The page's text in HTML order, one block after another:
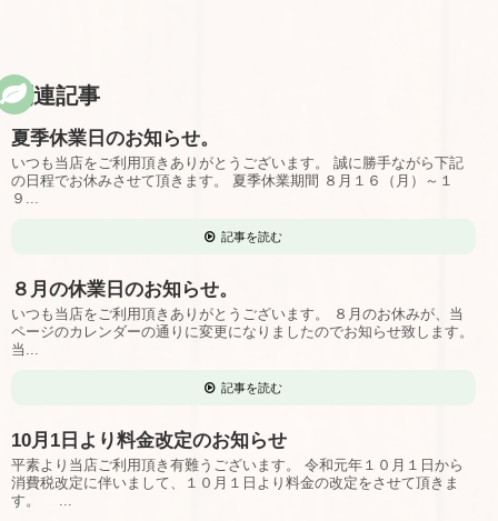
関連記事
夏季休業日のお知らせ。
いつも当店をご利用頂きありがとうございます。 誠に勝手ながら下記
の日程でお休みさせて頂きます。 夏季休業期間 ８月１６（月）～１
９...
記事を読む
８月の休業日のお知らせ。
いつも当店をご利用頂きありがとうございます。 ８月のお休みが、当
ページのカレンダーの通りに変更になりましたのでお知らせ致します。
当...
記事を読む
10月1日より料金改定のお知らせ
平素より当店ご利用頂き有難うございます。 令和元年１０月１日から
消費税改定に伴いまして、１０月１日より料金の改定をさせて頂きま
す。 ...